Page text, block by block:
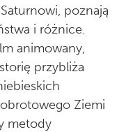
poznają
i różnice.
animowany,
przybliża
Ziemi
metody